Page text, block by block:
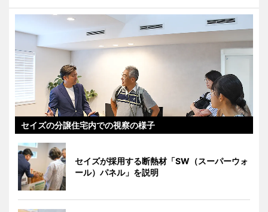
セイズの分譲住宅内での視察の様子
セイズが採用する断熱材「SW（スーパーウォ
ール）パネル」を説明